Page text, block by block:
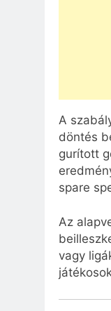
A
döntés
gurított
spare
Az
vagy